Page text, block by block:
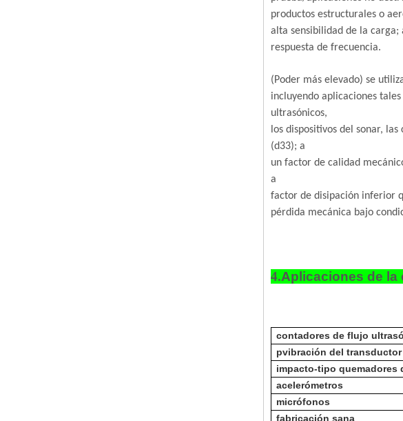
productos estructurales o
alta sensibilidad de la
respuesta de frecuencia.
(Poder más elevado) se
incluyendo aplicaciones
ultrasónicos,
los dispositivos del sonar,
(d33); a
un factor de calidad
a
factor de disipación inferior
pérdida mecánica bajo
4.Aplicaciones de la
contadores de flujo
pvibración del transductor
impacto-tipo quemadores
acelerómetros
micrófonos
fabricación sana